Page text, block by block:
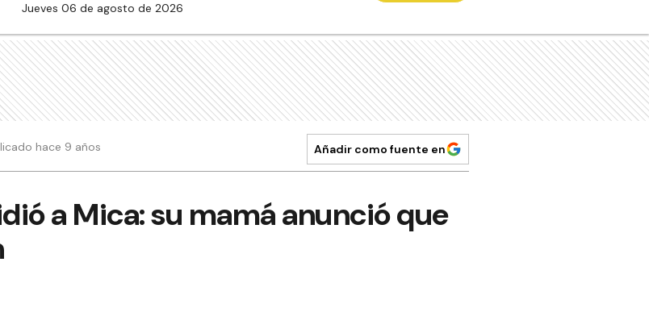
jueves 06 de agosto de 2026
hace 9 años Añadir como fuente en
a Mica: su mamá anunció que